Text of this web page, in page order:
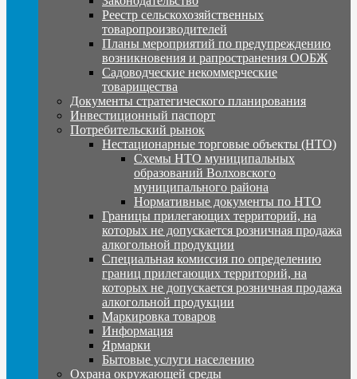
Реестр сельскохозяйственных
товаропроизводителей
Планы мероприятий по предупреждению
возникновения и рапространения ООБЖ
Садоводческие некоммерческие
товарищества
Документы стратегического планирования
Инвестиционный паспорт
Потребительский рынок
Нестационарные торговые объекты (НТО)
Схемы НТО муниципальных
образований Волховского
муниципального района
Нормативные документы по НТО
Границы прилегающих территорий, на
которых не допускается розничная продажа
алкогольной продукции
Специальная комиссия по определению
границ прилегающих территорий, на
которых не допускается розничная продажа
алкогольной продукции
Маркировка товаров
Информация
Ярмарки
Бытовые услуги населению
Охрана окружающей среды